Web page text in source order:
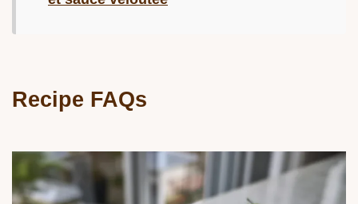
Recipe FAQs